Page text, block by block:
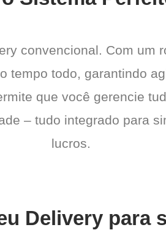
convencional. Com um
tempo todo, garantindo
que você gerencie
– tudo integrado para
lucros.
Delivery para